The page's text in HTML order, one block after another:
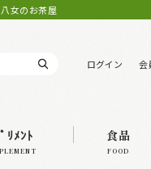
女のお茶屋
ログイン 会
ﾘﾒﾝﾄ 食品
FOOD